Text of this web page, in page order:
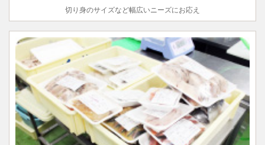
切り身のサイズなど幅広いニーズにお応え